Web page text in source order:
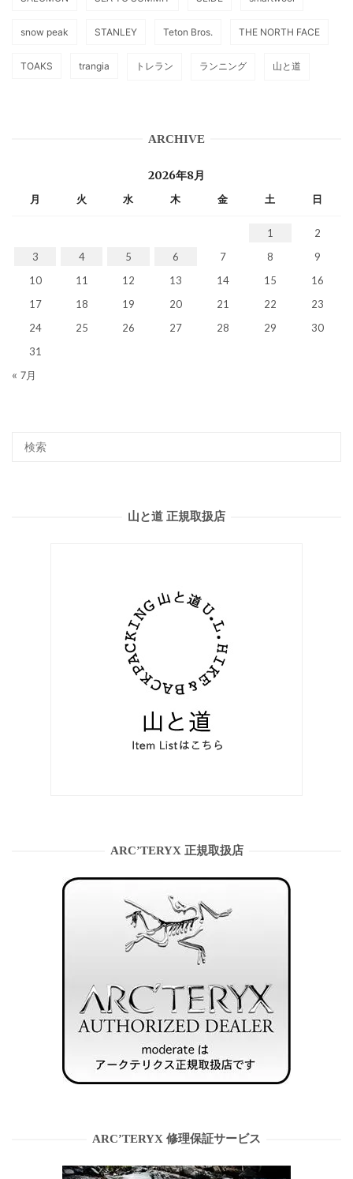
snow peak STANLEY Teton Bros. THE NORTH FACE
TOAKS trangia トレラン ランニング 山と道
ARCHIVE
2026年8月
月 火 水 木 金 土 日
1
2
3
4 5 6 7 8
9
10
11 12 13 14 15
16
17
18 19 20 21 22
23
24
25 26 27 28 29
30
31
« 7月
山と道 正規取扱店
ARC’TERYX 正規取扱店
ARC’TERYX 修理保証サービス